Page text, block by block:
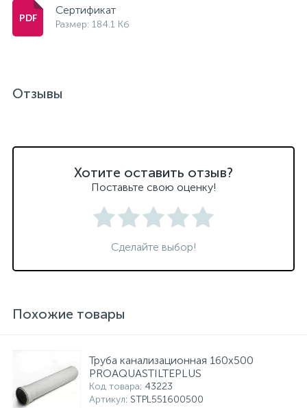
Сертификат
Размер: 184.1 Кб
Отзывы
Хотите оставить отзыв?
Поставьте свою оценку!
Сделайте выбор!
Похожие товары
Труба канализационная 160x500
PROAQUASTILTEPLUS
Код товара: 43223
Артикул: STPL551600500